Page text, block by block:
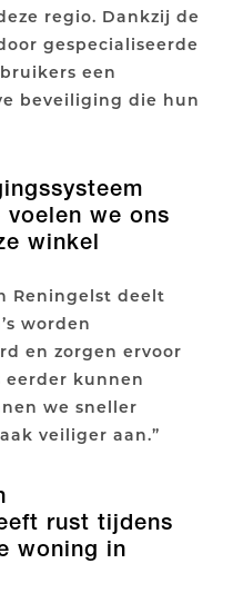
regio. Dankzij de
gespecialiseerde
een
beveiliging die hun
voelen we ons
winkel
Reningelst deelt
worden
en zorgen ervoor
eerder kunnen
we sneller
veiliger aan.”
rust tijdens
woning in